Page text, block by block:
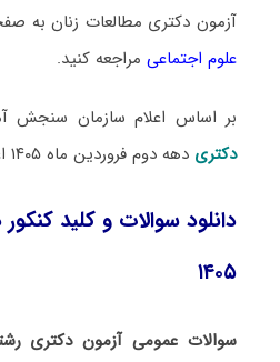
آزمون دکتری مطالعات زنان به
علوم اجتماعیمراجعه کنید.
بر اساس اعلام سازمان سنجش
دکتری دهه دوم فروردین ماه ۱۴۰۵ اعلام خواهد شد.
دانلود سوالات و کلید
۱۴۰۵
سوالات عمومی آزمون دکتری